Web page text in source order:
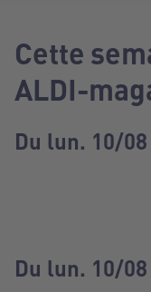
Cette
ALDI-
Du lun. 10/
Du lun. 10/